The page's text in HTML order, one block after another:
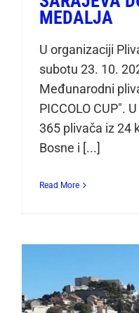
MEDALJA
U organizaciji
subotu 23. 10.
Međunarodni
PICCOLO CUP".
365 plivača iz 24
Bosne i [...]
Read More